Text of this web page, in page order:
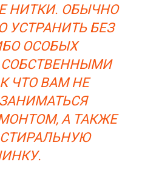
НИТКИ. ОБЫЧНО
УСТРАНИТЬ БЕЗ
ОСОБЫХ
ЧТО ВАМ НЕ
А ТАКЖЕ
СТИРАЛЬНУЮ